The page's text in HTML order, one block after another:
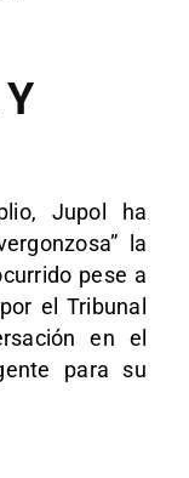
Jupol ha
la
pese a
el Tribunal
en el
para su